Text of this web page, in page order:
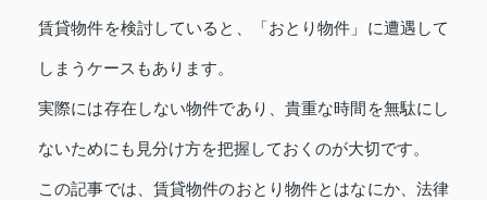
賃貸物件を検討していると、「おとり物件」に遭遇して
しまうケースもあります。
実際には存在しない物件であり、貴重な時間を無駄にし
ないためにも見分け方を把握しておくのが大切です。
この記事では、賃貸物件のおとり物件とはなにか、法律